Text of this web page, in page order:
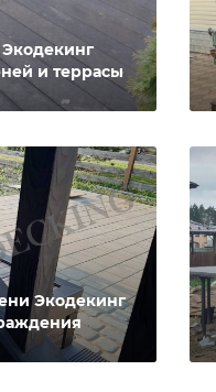
и террасы
Экодекинг